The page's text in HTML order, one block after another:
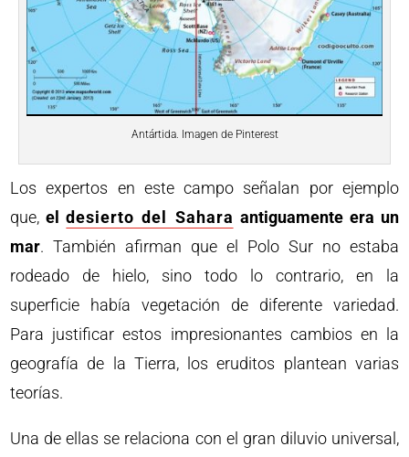
Antártida. Imagen de Pinterest
Los expertos en este campo señalan por ejemplo
que,eldesierto del Sahara antiguamente era un
mar. También afirman que el Polo Sur no estaba
rodeado de hielo, sino todo lo contrario, en la
superficie había vegetación de diferente variedad.
Para justificar estos impresionantes cambios en la
geografía de la Tierra, los eruditos plantean varias
teorías.
Una de ellas se relaciona con el gran diluvio universal,